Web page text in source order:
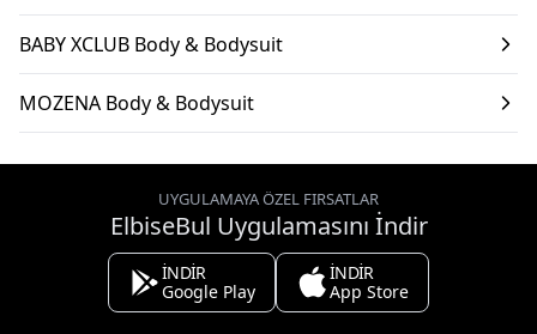
BABY XCLUB Body & Bodysuit
MOZENA Body & Bodysuit
UYGULAMAYA ÖZEL FIRSATLAR
ElbiseBul Uygulamasını İndir
İNDİR
Google Play
İNDİR
App Store